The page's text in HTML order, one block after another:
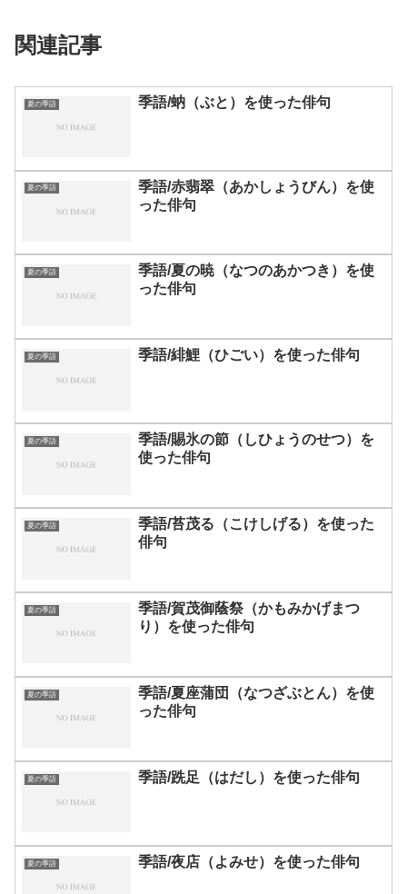
関連記事
夏の季語 季語/蚋（ぶと）を使った俳句
夏の季語
季語/赤翡翠（あかしょうびん）を使
った俳句
夏の季語
季語/夏の暁（なつのあかつき）を使
った俳句
夏の季語 季語/緋鯉（ひごい）を使った俳句
夏の季語
季語/賜氷の節（しひょうのせつ）を
使った俳句
夏の季語
季語/苔茂る（こけしげる）を使った
俳句
夏の季語
季語/賀茂御蔭祭（かもみかげまつ
り）を使った俳句
夏の季語
季語/夏座蒲団（なつざぶとん）を使
った俳句
夏の季語 季語/跣足（はだし）を使った俳句
夏の季語 季語/夜店（よみせ）を使った俳句